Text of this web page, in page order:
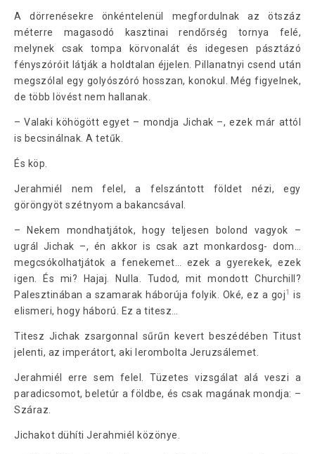
A dörrenésekre önkéntelenül megfordulnak az ötszáz
méterre magasodó kasztinai rendőrség tornya felé,
melynek csak tompa körvonalát és idegesen pásztázó
fényszóróit látják a holdtalan éjjelen. Pillanatnyi csend után
megszólal egy golyószóró hosszan, konokul. Még figyelnek,
de több lövést nem hallanak.
– Valaki köhögött egyet – mondja Jichak –, ezek már attól
is becsinálnak. A tetűk.
És köp.
Jerahmiél nem felel, a felszántott földet nézi, egy
göröngyöt szétnyom a bakancsával.
– Nekem mondhatjátok, hogy teljesen bolond vagyok –
ugrál Jichak –, én akkor is csak azt monkardosg- dom…
megcsókolhatjátok a fenekemet… ezek a gyerekek, ezek
igen. És mi? Hajaj. Nulla. Tudod, mit mondott Churchill?
Palesztinában a szamarak háborúja folyik. Oké, ez a goj1 is
elismeri, hogy háború. Ez a titesz…
Titesz Jichak zsargonnal sűrűn kevert beszédében Titust
jelenti, az imperátort, aki lerombolta Jeruzsálemet.
Jerahmiél erre sem felel. Tüzetes vizsgálat alá veszi a
paradicsomot, beletúr a földbe, és csak magának mondja: –
Száraz.
Jichakot dühíti Jerahmiél közönye.